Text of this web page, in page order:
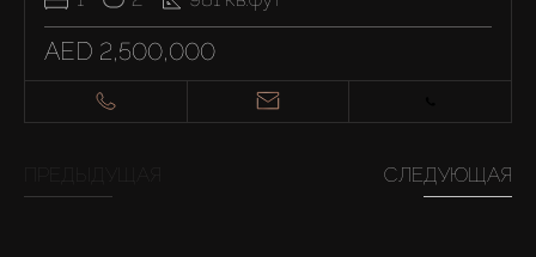
AED 2,500,000
СЛЕДУЮЩАЯ